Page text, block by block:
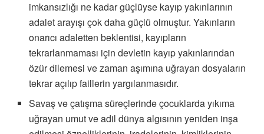
imkansızlığı ne kadar güçlüyse kayıp yakınlarının
adalet arayışı çok daha güçlü olmuştur. Yakınların
onarıcı adaletten beklentisi, kayıpların
tekrarlanmaması için devletin kayıp yakınlarından
özür dilemesi ve zaman aşımına uğrayan dosyaların
tekrar açılıp faillerin yargılanmasıdır.
Savaş ve çatışma süreçlerinde çocuklarda yıkıma
uğrayan umut ve adil dünya algısının yeniden inşa